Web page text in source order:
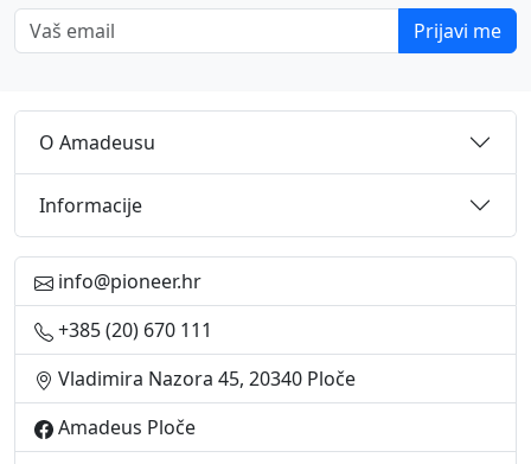
Vaš email
Prijavi me
O Amadeusu
Informacije
info@pioneer.hr
+385 (20) 670 111
Vladimira Nazora 45, 20340 Ploče
Amadeus Ploče